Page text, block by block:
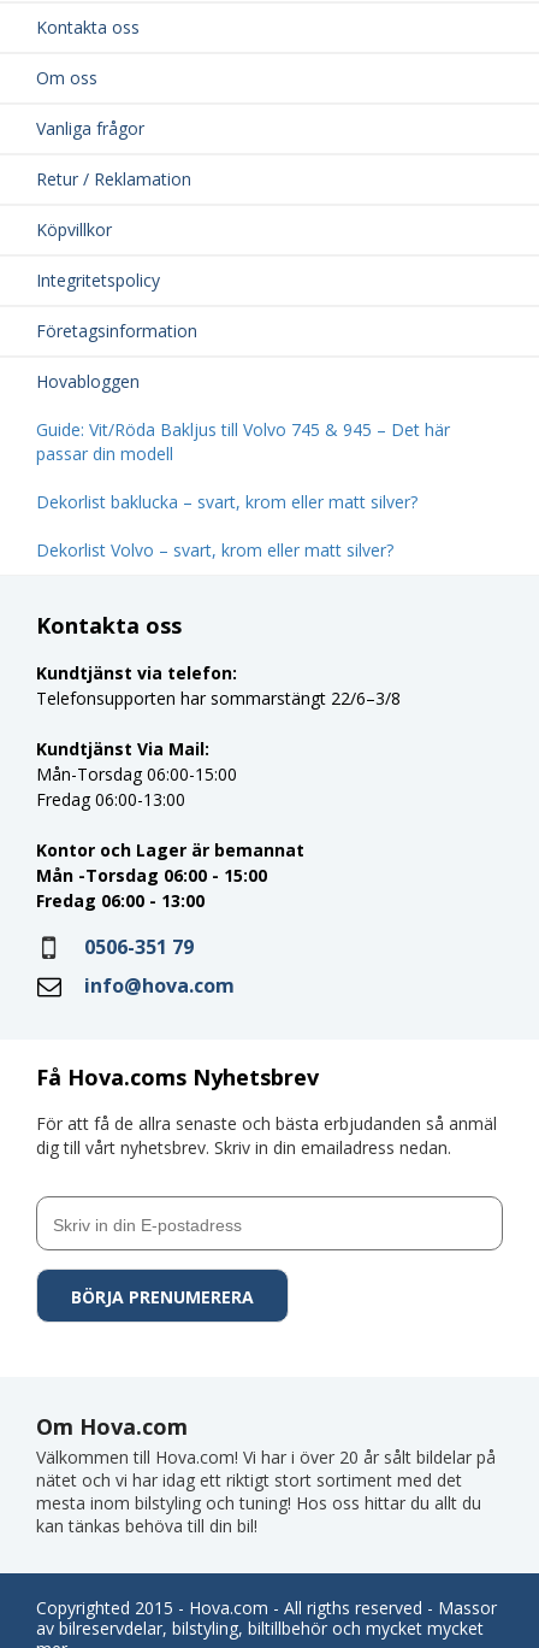
Kontakta oss
Om oss
Vanliga frågor
Retur / Reklamation
Köpvillkor
Integritetspolicy
Företagsinformation
Hovabloggen
Guide: Vit/Röda Bakljus till Volvo 745 & 945 – Det här
passar din modell
Dekorlist baklucka – svart, krom eller matt silver?
Dekorlist Volvo – svart, krom eller matt silver?
Få Hova.coms Nyhetsbrev
För att få de allra senaste och bästa erbjudanden så anmäl
dig till vårt nyhetsbrev. Skriv in din emailadress nedan.
Kontakta oss
Kundtjänst via telefon:
Telefonsupporten har sommarstängt 22/6–3/8
Kundtjänst Via Mail:
Mån-Torsdag 06:00-15:00
Fredag 06:00-13:00
Kontor och Lager är bemannat
Mån -Torsdag 06:00 - 15:00
Fredag 06:00 - 13:00
0506-351 79
info@hova.com
Om Hova.com
Välkommen till Hova.com! Vi har i över 20 år sålt bildelar på
nätet och vi har idag ett riktigt stort sortiment med det
mesta inom bilstyling och tuning! Hos oss hittar du allt du
kan tänkas behöva till din bil!
Copyrighted 2015 - Hova.com - All rigths reserved - Massor
av bilreservdelar, bilstyling, biltillbehör och mycket mycket